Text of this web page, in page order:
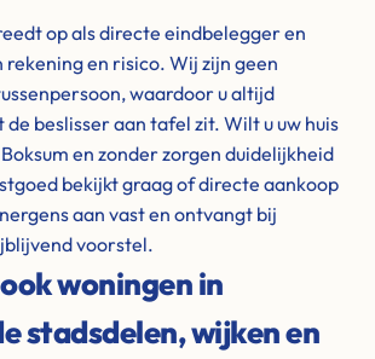
op als directe eindbelegger en
en risico. Wij zijn geen
waardoor u altijd
beslisser aan tafel zit. Wilt u uw huis
en zonder zorgen duidelijkheid
bekijkt graag of directe aankoop
aan vast en ontvangt bij
voorstel.
woningen in
stadsdelen, wijken en